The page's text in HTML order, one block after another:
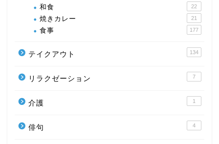
和食 22
焼きカレー 21
食事 177
テイクアウト 134
リラクゼーション 7
介護 1
俳句 4